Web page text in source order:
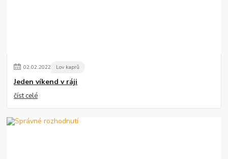
02.02.2022 Lov kaprů
Jeden víkend v ráji
číst celé